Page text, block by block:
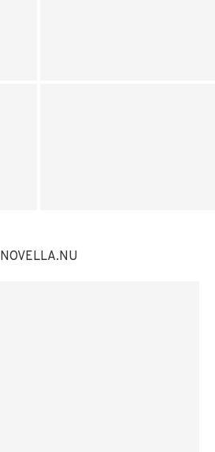
NOVELLA.NU